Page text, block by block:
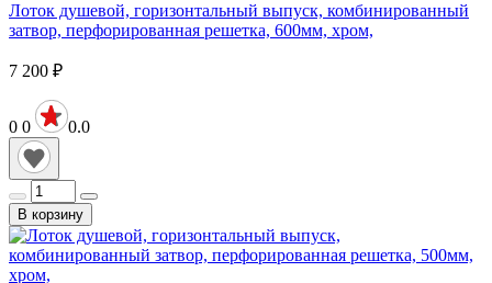
Лоток душевой, горизонтальный выпуск, комбинированный
затвор, перфорированная решетка, 600мм, хром,
7 200 ₽
0 0 0.0
В корзину